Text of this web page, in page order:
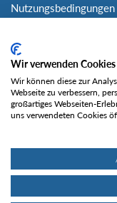
Nutzungsbedingungen
Social Media
Wir verwenden Cookies
Wir können diese zur
Webseite zu verbessern,
großartiges Webseiten-
uns verwendeten Cookies